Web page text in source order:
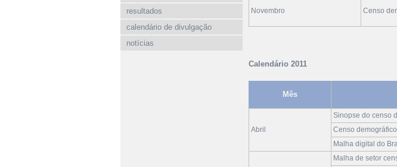
resultados
calendário de divulgação
notícias
Novembro Censo
Calendário 2011
Mês
Abril
Sinopse do censo
Censo
Malha digital do
Malha de setor